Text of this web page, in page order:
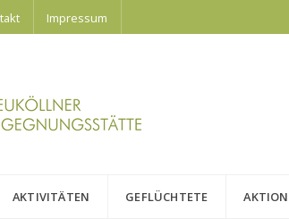
Impressum
AKTIVITÄTEN GEFLÜCHTETE